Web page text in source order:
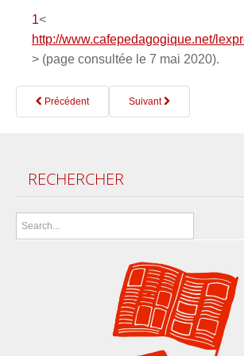
1<
http://www.cafepedagogique.net/
> (page consultée le 7 mai 2020).
Précédent Suivant
RECHERCHER